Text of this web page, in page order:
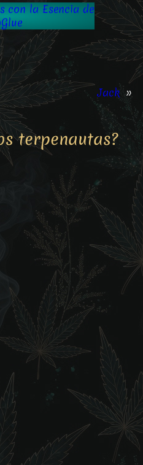
con la Esencia de
Jack »
terpenautas?